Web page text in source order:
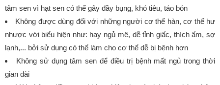
tâm sen vì hạt sen có thể gây đầy bụng, khó tiêu, táo bón
Không được dùng đối với những người cơ thể hàn, cơ thể hư
nhược với biểu hiện như: hay ngủ mê, dễ tỉnh giấc, thích ấm, sợ
lạnh,... bởi sử dụng có thể làm cho cơ thể dễ bị bệnh hơn
Không sử dụng tâm sen để điều trị bệnh mất ngủ trong thời
gian dài